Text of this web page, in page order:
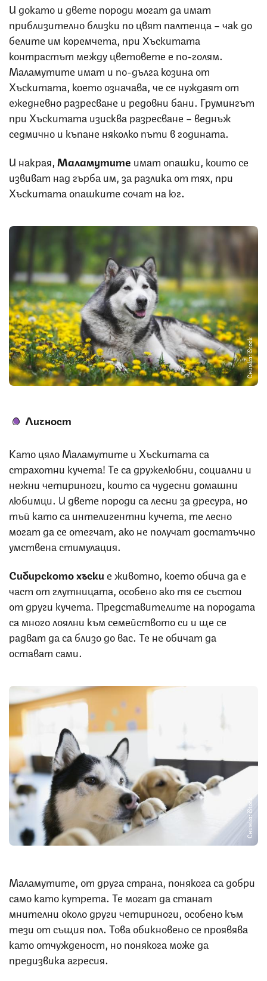
И докато и двете породи могат да имат
приблизително близки по цвят палтенца – чак до
белите им коремчета, при Хъскитата
контрастът между цветовете е по-голям.
Маламутите имат и по-дълга козина от
Хъскитата, което означава, че се нуждаят от
ежедневно разресване и редовни бани. Грумингът
при Хъскитата изисква разресване – веднъж
седмично и къпане няколко пъти в годината.
И накрая,Маламутите имат опашки, които се
извиват над гърба им, за разлика от тях, при
Хъскитата опашките сочат на юг.
Снимка: iStock
Личност
Като цяло Маламутите и Хъскитата са
страхотни кучета! Те са дружелюбни, социални и
нежни четириноги, които са чудесни домашни
любимци. И двете породи са лесни за дресура, но
тъй като са интелигентни кучета, те лесно
могат да се отегчат, ако не получат достатъчно
умствена стимулация.
Сибирското хъские животно, което обича да е
част от глутницата, особено ако тя се състои
от други кучета. Представителите на породата
са много лоялни към семейството си и ще се
радват да са близо до вас. Те не обичат да
остават сами.
Снимка: iStock
Маламутите, от друга страна, понякога са добри
само като кутрета. Те могат да станат
мнителни около други четириноги, особено към
тези от същия пол. Това обикновено се проявява
като отчужденост, но понякога може да
предизвика агресия.